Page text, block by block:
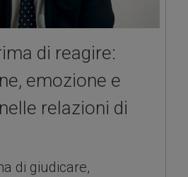
di reagire:
emozione e
relazioni di
di giudicare,